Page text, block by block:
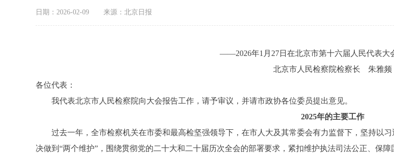
日期：2026-02-09 来源：北京日报
——2026年1月27日在北京市第十六届人民代表大
北京市人民检察院检察长 朱雅频
各位代表：
我代表北京市人民检察院向大会报告工作，请予审议，并请市政协各位委员提出意见。
2025年的主要工作
过去一年，全市检察机关在市委和最高检坚强领导下，在市人大及其常委会有力监督下，坚持以习
决做到“两个维护”，围绕贯彻党的二十大和二十届历次全会的部署要求，紧扣维护执法司法公正、保